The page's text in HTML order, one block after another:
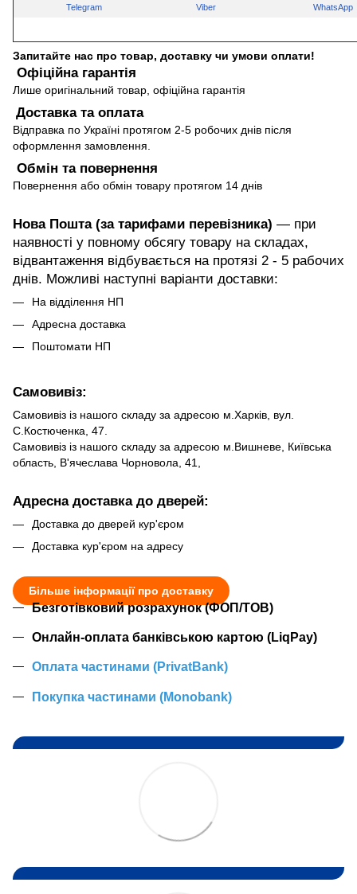
Telegram Viber WhatsApp
Запитайте нас про товар, доставку чи умови оплати!
Офіційна гарантія
Лише оригінальний товар, офіційна гарантія
Доставка та оплата
Відправка по Україні протягом 2-5 робочих днів після
оформлення замовлення.
Обмін та повернення
Повернення або обмін товару протягом 14 днів
Нова Пошта (за тарифами перевізника) — при
наявності у повному обсягу товару на складах,
відвантаження відбувається на протязі 2 - 5 рабочих
днів. Можливі наступні варіанти доставки:
На відділення НП
Адресна доставка
Поштомати НП
Самовивіз:
Самовивіз із нашого складу за адресою м.Харків, вул.
С.Костюченка, 47.
Самовивіз із нашого складу за адресою м.Вишневе, Київська
область, В'ячеслава Чорновола, 41,
Адресна доставка до дверей:
Доставка до дверей кур'єром
Доставка кур'єром на адресу
Більше інформації про доставку
Безготівковий розрахунок (ФОП/ТОВ)
Онлайн-оплата банківською картою (LiqPay)
Оплата частинами (PrivatBank)
Покупка частинами (Monobank)